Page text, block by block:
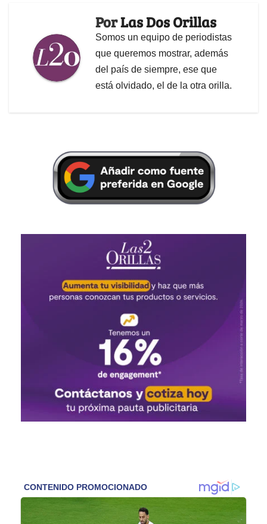
PorLas Dos Orillas
Somos un equipo de periodistas
que queremos mostrar, además
del país de siempre, ese que
está olvidado, el de la otra orilla.